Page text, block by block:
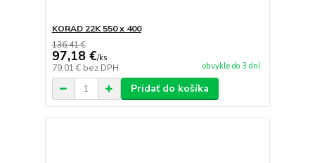
KORAD 22K 550 x 400
136,41 €
97,18 €/ks
79,01 € bez DPH obvykle do 3 dní
Pridať do košíka